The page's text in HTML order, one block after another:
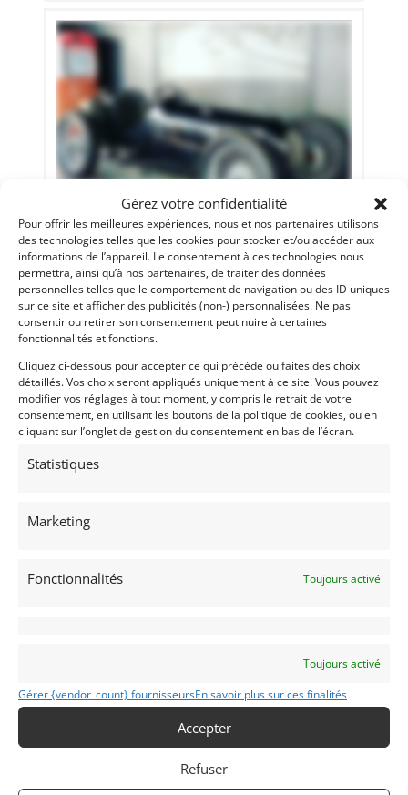
Gérez votre confidentialité
Pour offrir les meilleures expériences, nous et nos partenaires utilisons
des technologies telles que les cookies pour stocker et/ou accéder aux
informations de l’appareil. Le consentement à ces technologies nous
permettra, ainsi qu’à nos partenaires, de traiter des données
personnelles telles que le comportement de navigation ou des ID uniques
sur ce site et afficher des publicités (non-) personnalisées. Ne pas
consentir ou retirer son consentement peut nuire à certaines
fonctionnalités et fonctions.
Cliquez ci-dessous pour accepter ce qui précède ou faites des choix
détaillés. Vos choix seront appliqués uniquement à ce site. Vous pouvez
modifier vos réglages à tout moment, y compris le retrait de votre
consentement, en utilisant les boutons de la politique de cookies, ou en
cliquant sur l’onglet de gestion du consentement en bas de l’écran.
Statistiques
Marketing
Fonctionnalités Toujours activé
Toujours activé
Gérer {vendor_count} fournisseursEn savoir plus sur ces finalités
Accepter
Refuser
12
AUSTIN SEVEN SPECIAL MONOPOSTO RACER
[VENDU]
(31) HAUTE-GARONNE
10 juin 2022
2 893 vues
Vends Austin Seven Monoposto Spécial Racer. Moteur 750
Dossier historique avec documents d’origine et factures.
Entièrement restaurée – Eligible toutes grandes épreuves
classiques. Passeport - V5 - Expertise.
Vendu par : Garage Concept Store
AUDI RS4 B8 (2012) [VENDU]
(31) HAUTE-GARONNE
Vends Audi RS4 B8 - 65000 kms évolutifs. Black / Black - Full
options : Dynamic Select, Châssis sport, Dif. Quattro Sport,
Freins Céramique, Toit ouvrant pano, Ouverture hayon
élec, etc, etc... Carnet - 0 TAXE - 0 MALUS. Reprise / Echange